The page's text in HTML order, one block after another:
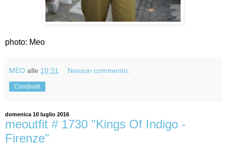
photo: Meo
MEO alle 10:31 Nessun commento:
Condividi
domenica 10 luglio 2016
meoutfit # 1730 "Kings Of Indigo -
Firenze"